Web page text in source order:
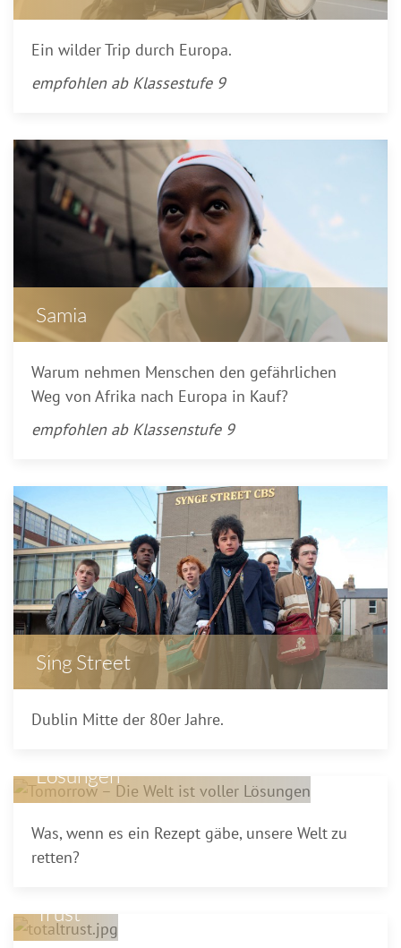
Ein wilder Trip durch Europa.
empfohlen ab Klassestufe 9
Samia
Warum nehmen Menschen den gefährlichen
Weg von Afrika nach Europa in Kauf?
empfohlen ab Klassenstufe 9
Sing Street
Dublin Mitte der 80er Jahre.
Lösungen
Was, wenn es ein Rezept gäbe, unsere Welt zu
retten?
Trust